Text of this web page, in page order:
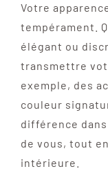
Votre
tempérament.
élégant ou
transmettre
exemple, des
couleur
différence
de vous, tout
intérieure.